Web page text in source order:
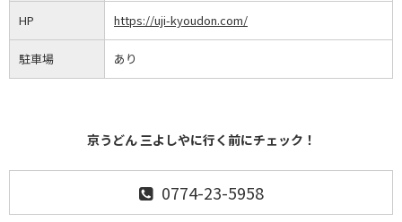
HP https://uji-kyoudon.com/
駐車場 あり
京うどん 三よしやに行く前にチェック！
0774-23-5958